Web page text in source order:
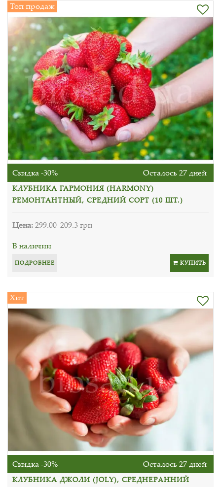
Топ продаж
Скидка -30% Осталось 27 дней
КЛУБНИКА ГАРМОНИЯ (HARMONY)
РЕМОНТАНТНЫЙ, СРЕДНИЙ СОРТ (10 ШТ.)
Цена:299.00 209.3 грн
В наличии
ПОДРОБНЕЕ КУПИТЬ
Хит
Скидка -30% Осталось 27 дней
КЛУБНИКА ДЖОЛИ (JOLY), СРЕДНЕРАННИЙ